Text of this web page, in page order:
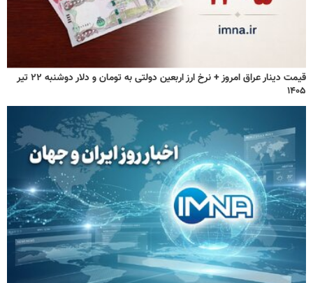
قیمت دینار عراق امروز + نرخ ارز اربعین دولتی به تومان و دلار دوشنبه ۲۲ تیر
۱۴۰۵